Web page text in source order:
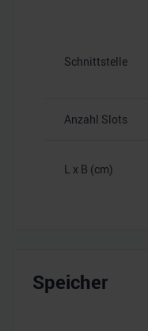
Schnittstelle
Anzahl Slots
L x B (cm)
Speicher